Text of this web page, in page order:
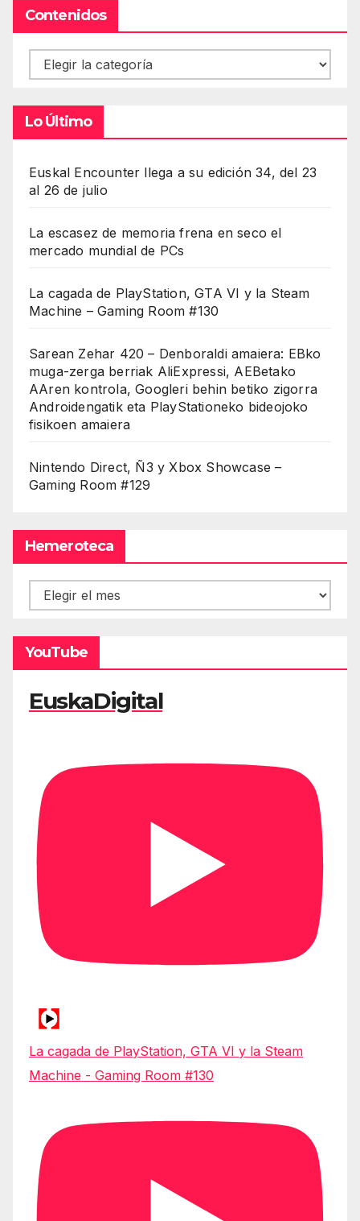
Contenidos
Contenidos
Lo Último
Euskal Encounter llega a su edición 34, del 23
al 26 de julio
La escasez de memoria frena en seco el
mercado mundial de PCs
La cagada de PlayStation, GTA VI y la Steam
Machine – Gaming Room #130
Sarean Zehar 420 – Denboraldi amaiera: EBko
muga-zerga berriak AliExpressi, AEBetako
AAren kontrola, Googleri behin betiko zigorra
Androidengatik eta PlayStationeko bideojoko
fisikoen amaiera
Nintendo Direct, Ñ3 y Xbox Showcase –
Gaming Room #129
Hemeroteca
Hemeroteca
YouTube
EuskaDigital
La cagada de PlayStation, GTA VI y la Steam
Machine - Gaming Room #130